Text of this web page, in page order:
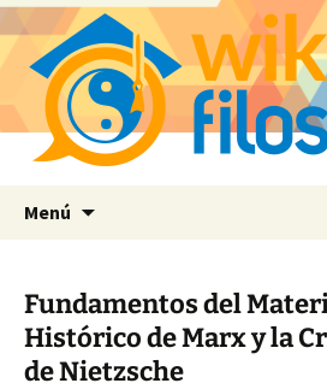
Menú
Fundamentos del
Histórico de Marx y la
de Nietzsche